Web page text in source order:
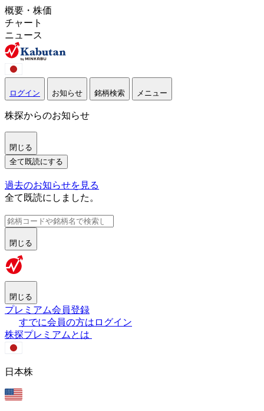
概要・株価
チャート
ニュース
ログイン お知らせ 銘柄検索 メニュー
株探からのお知らせ
閉じる
全て既読にする
過去のお知らせを見る
全て既読にしました。
閉じる
閉じる
プレミアム会員登録
すでに会員の方はログイン
株探プレミアムとは
日本株